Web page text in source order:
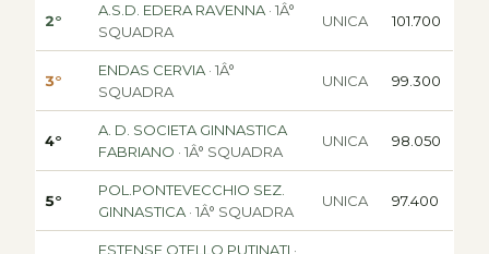
2°
A.S.D. EDERA RAVENNA · 1Â°
SQUADRA
UNICA 101.700
3°
ENDAS CERVIA · 1Â°
SQUADRA
UNICA 99.300
4°
A. D. SOCIETA GINNASTICA
FABRIANO · 1Â° SQUADRA
UNICA 98.050
5°
POL.PONTEVECCHIO SEZ.
GINNASTICA · 1Â° SQUADRA
UNICA 97.400
ESTENSE OTELLO PUTINATI ·